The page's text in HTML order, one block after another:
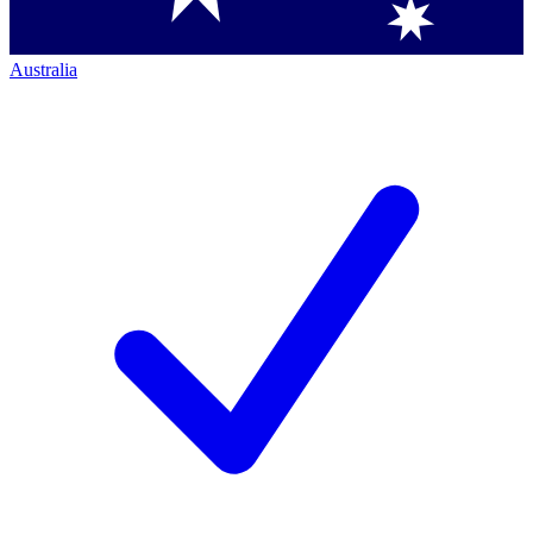
Australia